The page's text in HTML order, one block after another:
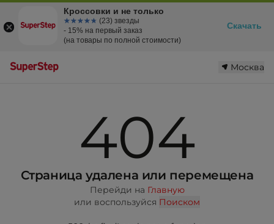
Москва
404
Страница удалена или перемещена
Перейди на Главную
или воспользуйся Поиском
Кроссовки и не только
☆☆☆☆☆
★★★★★ (23) звезды
- 15% на первый заказ
(на товары по полной стоимости)
Скачать